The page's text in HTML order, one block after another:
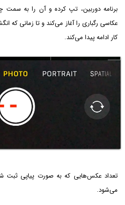
برنامه دوربین، تپ کرده و آن را به
عکاسی رگباری را آغاز می‌کند و تا زمانی که
کار ادامه پیدا می‌کند.
تعداد عکس‌هایی که به صورت پیاپی ثبت
می‌شود.